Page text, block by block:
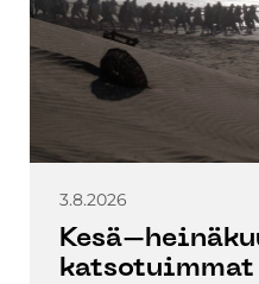
3.8.2026
katsotuimmat